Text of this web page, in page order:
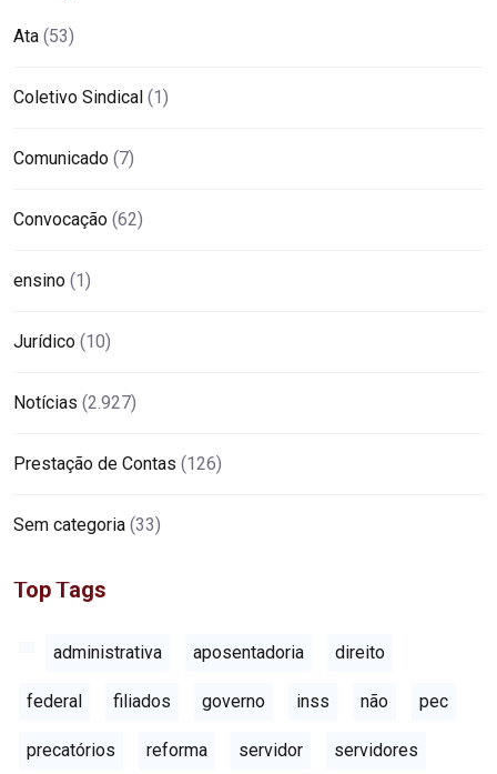
Ata (53)
Coletivo Sindical (1)
Comunicado (7)
Convocação (62)
ensino (1)
Jurídico (10)
Notícias (2.927)
Prestação de Contas (126)
Sem categoria (33)
Top Tags
administrativa aposentadoria direito
federal filiados governo inss não pec
precatórios reforma servidor servidores